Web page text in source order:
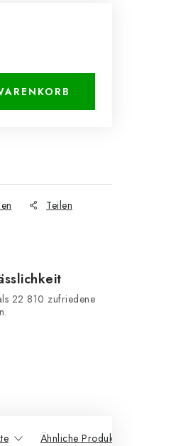
Teilen
22 810 zufriedene
Ähnliche Produkte